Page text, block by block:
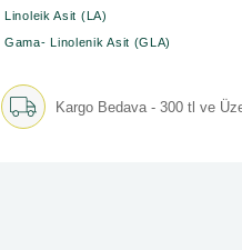
Linoleik Asit (LA)
Gama- Linolenik Asit (GLA)
Kargo Bedava - 300 tl ve